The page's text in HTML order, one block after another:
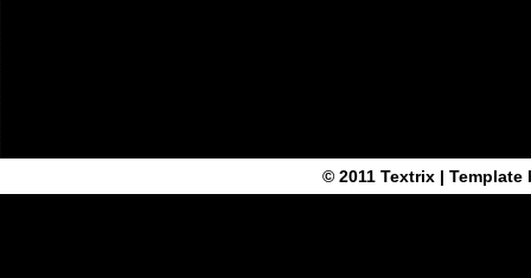
© 2011 Textrix| Template